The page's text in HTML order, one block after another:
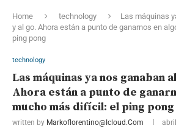
Home technology
Las máquinas
y al go. Ahora están a punto de ganarnos en
ping pong
technology
Las máquinas ya nos ganaban
Ahora están a punto de
mucho más difícil: el ping pong
written by Markoflorentino@icloud.com